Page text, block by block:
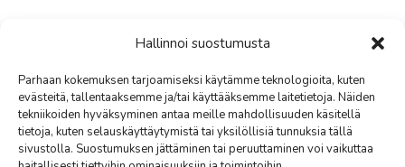
Hallinnoi suostumusta
Parhaan kokemuksen tarjoamiseksi käytämme teknologioita, kuten
evästeitä, tallentaaksemme ja/tai käyttääksemme laitetietoja. Näiden
tekniikoiden hyväksyminen antaa meille mahdollisuuden käsitellä
tietoja, kuten selauskäyttäytymistä tai yksilöllisiä tunnuksia tällä
sivustolla. Suostumuksen jättäminen tai peruuttaminen voi vaikuttaa
© All Rights Reserved. Content, including images, displayed on this
website is protected by copyright laws. Downloading, republication,
retransmission or reproduction of content on this website is strictly
prohibited. Terms of Use | Privacy Policy © Tove’s Salon Oy 2023